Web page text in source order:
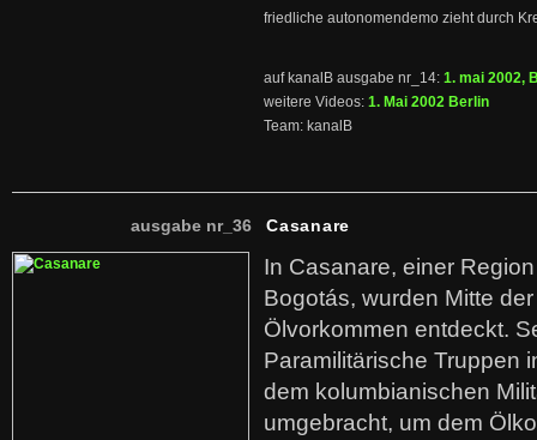
friedliche autonomendemo zieht durch
auf kanalB ausgabe nr_14: 1. mai 2002,
weitere Videos: 1. Mai 2002 Berlin
Team: kanalB
ausgabe nr_36 Casanare
In Casanare, einer
Bogotás, wurden Mitte
Ölvorkommen entdeckt.
Paramilitärische Truppen
dem kolumbianischen
umgebracht, um dem